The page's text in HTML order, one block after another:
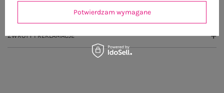
ZWROTY I REKLAMACJE
Potwierdzam wymagane